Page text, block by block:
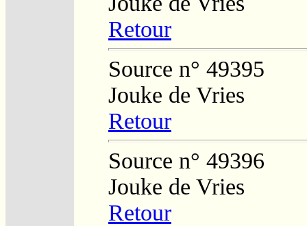
Retour
Source n° 49395
Jouke de Vries
Retour
Source n° 49396
Jouke de Vries
Retour